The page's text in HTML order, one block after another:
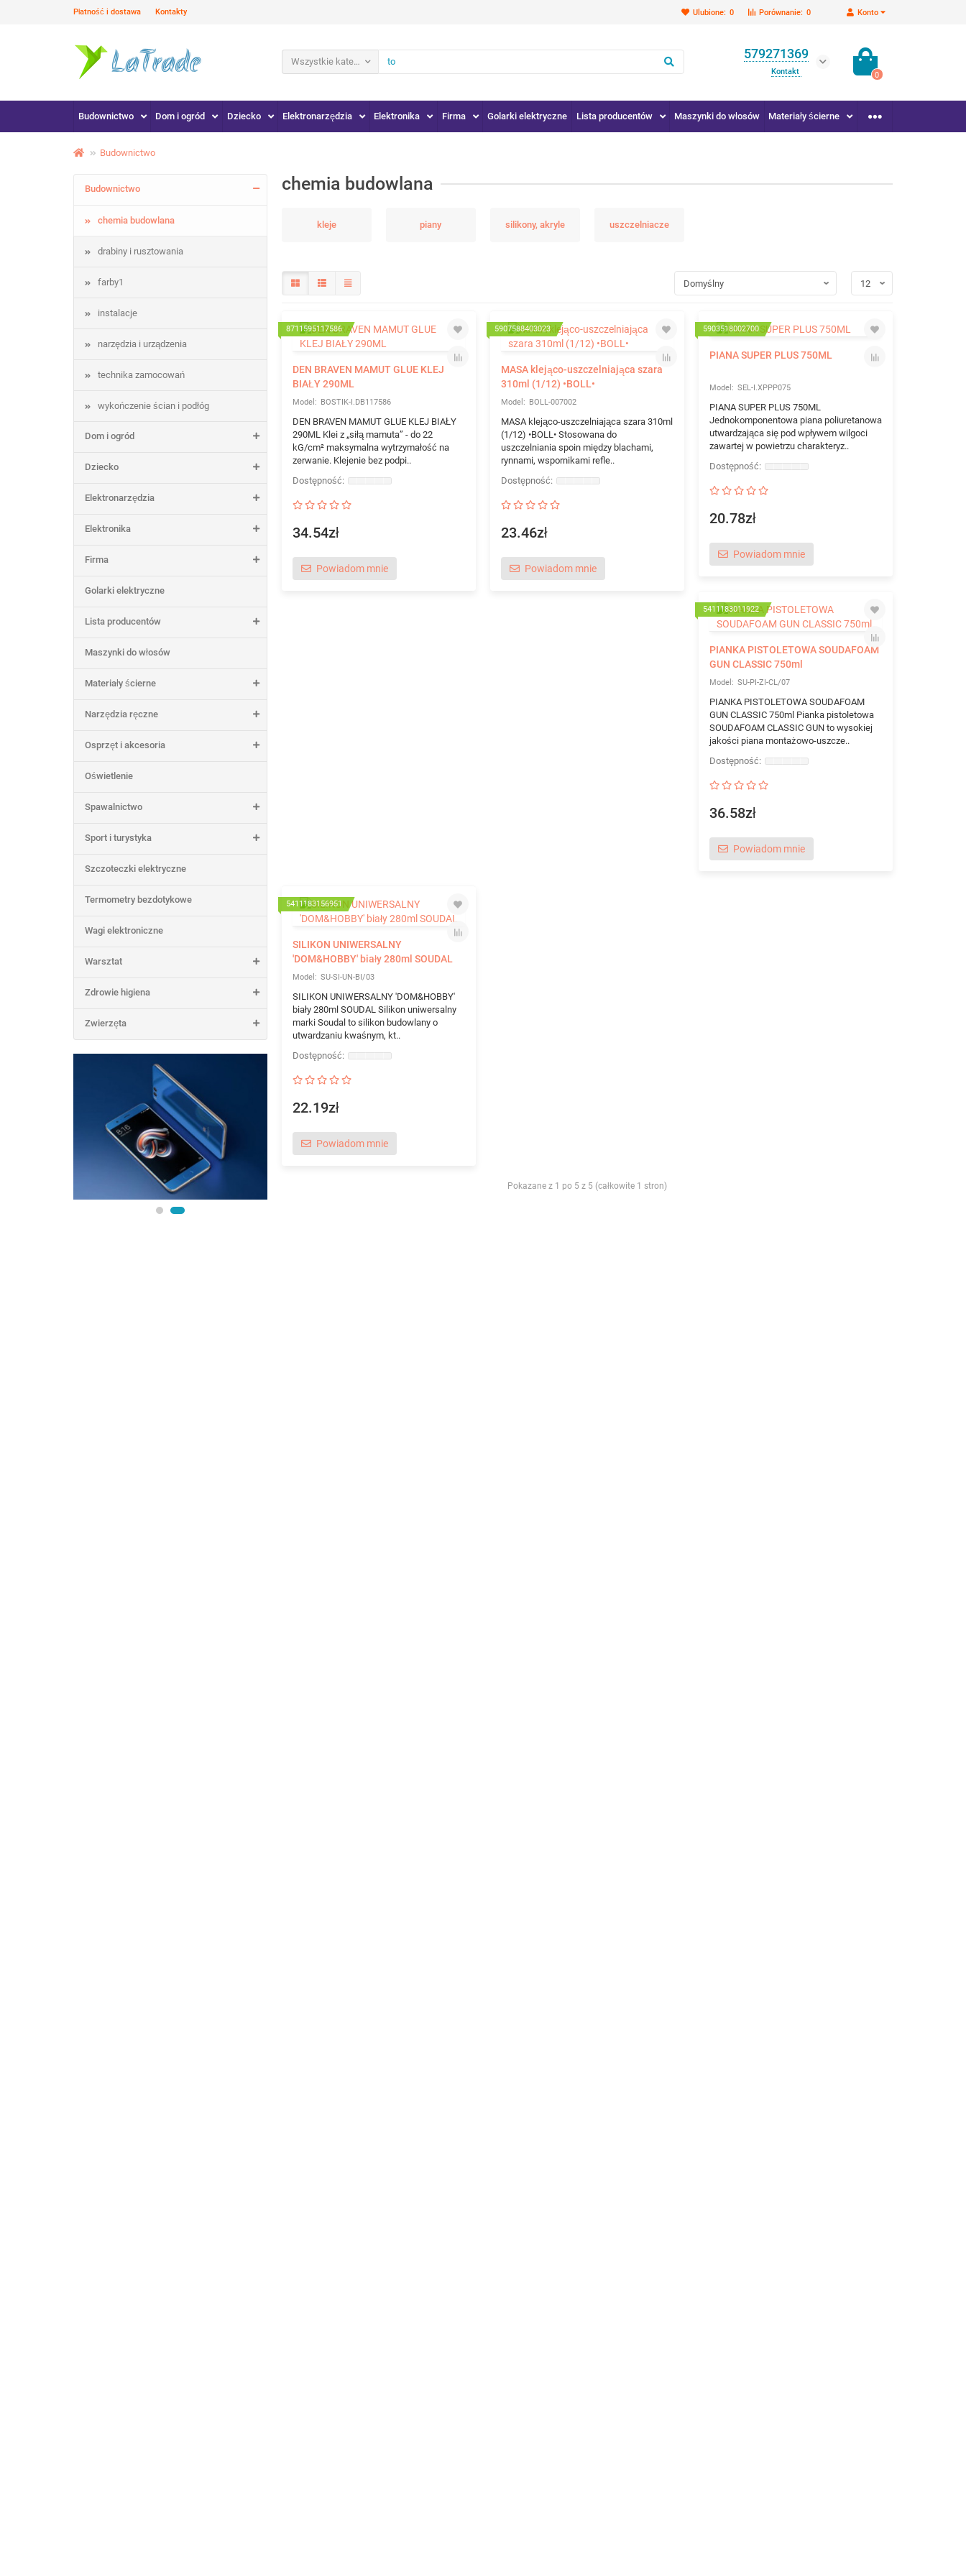
Konto
Porównanie: 0
Ulubione: 0
Płatność i dostawa Kontakty
Wszystkie kategorie
579271369
Kontakt 0
Budownictwo Dom i ogród Dziecko Elektronarzędzia Elektronika Firma Golarki elektryczne Lista producentów Maszynki do włosów Materiały ścierne
Budownictwo
Budownictwo
chemia budowlana
drabiny i rusztowania
farby1
instalacje
narzędzia i urządzenia
technika zamocowań
wykończenie ścian i podłóg
Dom i ogród
Dziecko
Elektronarzędzia
Elektronika
Firma
Golarki elektryczne
Lista producentów
Maszynki do włosów
Materiały ścierne
Narzędzia ręczne
Osprzęt i akcesoria
Oświetlenie
Spawalnictwo
Sport i turystyka
Szczoteczki elektryczne
Termometry bezdotykowe
Wagi elektroniczne
Warsztat
Zdrowie higiena
Zwierzęta
chemia budowlana
kleje piany silikony, akryle uszczelniacze
8711595117586
DEN BRAVEN MAMUT GLUE KLEJ
BIAŁY 290ML
BOSTIK-I.DB117586
DEN BRAVEN MAMUT GLUE KLEJ BIAŁY
290ML Klei z „siłą mamuta” - do 22
kG/cm² maksymalna wytrzymałość na
zerwanie. Klejenie bez podpi..
34.54zł
Powiadom mnie
5907588403023
MASA klejąco-uszczelniająca szara
310ml (1/12) •BOLL•
BOLL-007002
MASA klejąco-uszczelniająca szara 310ml
(1/12) •BOLL• Stosowana do
uszczelniania spoin między blachami,
rynnami, wspornikami refle..
23.46zł
Powiadom mnie
5903518002700
PIANA SUPER PLUS 750ML
SEL-I.XPPP075
PIANA SUPER PLUS 750ML
Jednokomponentowa piana poliuretanowa
utwardzająca się pod wpływem wilgoci
zawartej w powietrzu charakteryz..
20.78zł
Powiadom mnie
5411183011922
PIANKA PISTOLETOWA SOUDAFOAM
GUN CLASSIC 750ml
SU-PI-ZI-CL/07
PIANKA PISTOLETOWA SOUDAFOAM
GUN CLASSIC 750ml Pianka pistoletowa
SOUDAFOAM CLASSIC GUN to wysokiej
jakości piana montażowo-uszcze..
36.58zł
Powiadom mnie
5411183156951
SILIKON UNIWERSALNY
'DOM&HOBBY' biały 280ml SOUDAL
SU-SI-UN-BI/03
SILIKON UNIWERSALNY 'DOM&HOBBY'
biały 280ml SOUDAL Silikon uniwersalny
marki Soudal to silikon budowlany o
utwardzaniu kwaśnym, kt..
22.19zł
Powiadom mnie
Pokazane z 1 po 5 z 5 (całkowite 1 stron)